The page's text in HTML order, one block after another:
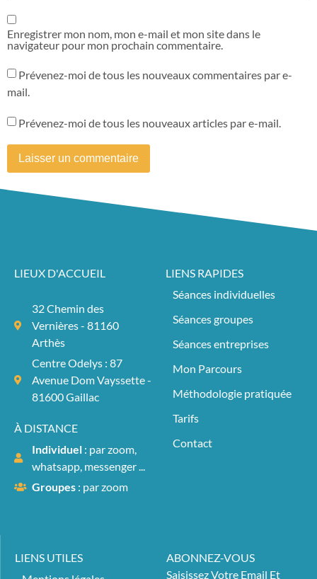
Enregistrer mon nom, mon e-mail et mon site dans le
navigateur pour mon prochain commentaire.
Prévenez-moi de tous les nouveaux commentaires par e-
mail.
Prévenez-moi de tous les nouveaux articles par e-mail.
LIEUX D'ACCUEIL
32 Chemin des
Vernières - 81160
Arthès
Centre Odelys : 87
Avenue Dom Vayssette -
81600 Gaillac
À DISTANCE
Individuel: par zoom,
whatsapp, messenger ...
Groupes: par zoom
LIENS RAPIDES
Séances individuelles
Séances groupes
Séances entreprises
Mon Parcours
Méthodologie pratiquée
Tarifs
Contact
LIENS UTILES
ABONNEZ-VOUS
Saisissez Votre Email Et